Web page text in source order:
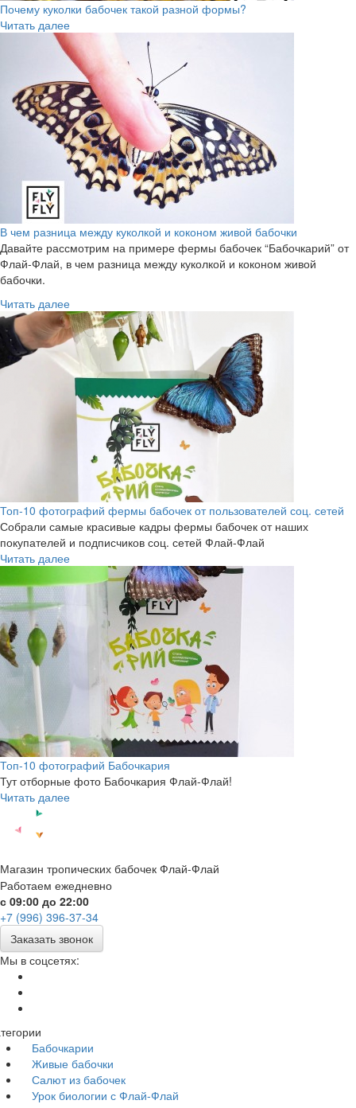
Почему куколки бабочек такой разной формы?
Читать далее
В чем разница между куколкой и коконом живой бабочки
Давайте рассмотрим на примере фермы бабочек “Бабочкарий” от
Флай-Флай, в чем разница между куколкой и коконом живой
бабочки.
Читать далее
Топ-10 фотографий фермы бабочек от пользователей соц. сетей
Собрали самые красивые кадры фермы бабочек от наших
покупателей и подписчиков соц. сетей Флай-Флай
Читать далее
Топ-10 фотографий Бабочкария
Тут отборные фото Бабочкария Флай-Флай!
Читать далее
Магазин тропических бабочек Флай-Флай
Работаем ежедневно
с 09:00 до 22:00
+7 (996) 396-37-34
Заказать звонок
Мы в соцсетях:
Бабочкарии
Живые бабочки
Салют из бабочек
Урок биологии с Флай-Флай